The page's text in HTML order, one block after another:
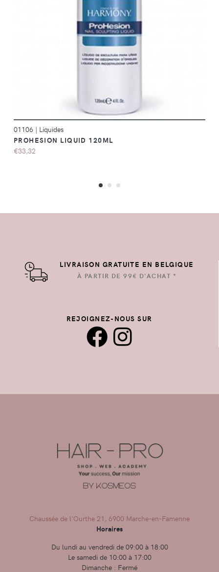
DÉTAILS
01106 | Liquides
PROHESION LIQUID 120ML
€33,32
LIVRAISON GRATUITE EN BELGIQUE
À PARTIR DE 99€ D'ACHAT *
REJOIGNEZ-NOUS SUR
Chaussée de l'Ourthe 21, 6900 Marche-en-Famenne
Horaires
Du lundi au vendredi de 09:00 à 18:00
Le samedi de 10:00 à 17:00
Dimanche : Fermé